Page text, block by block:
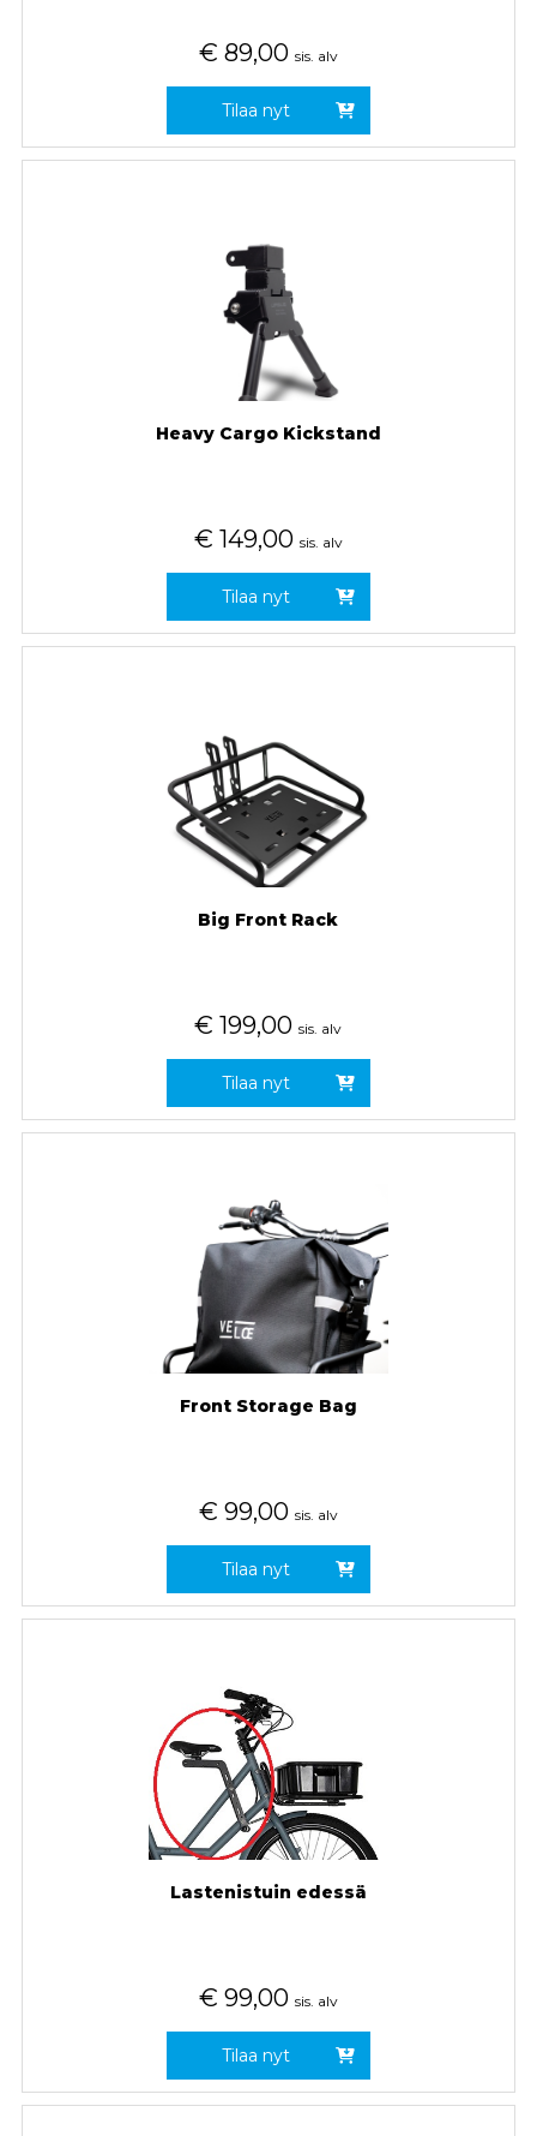
€ 89,00 sis. alv
Tilaa nyt
Heavy Cargo Kickstand
€ 149,00 sis. alv
Tilaa nyt
Big Front Rack
€ 199,00 sis. alv
Tilaa nyt
Front Storage Bag
€ 99,00 sis. alv
Tilaa nyt
Lastenistuin edessä
€ 99,00 sis. alv
Tilaa nyt